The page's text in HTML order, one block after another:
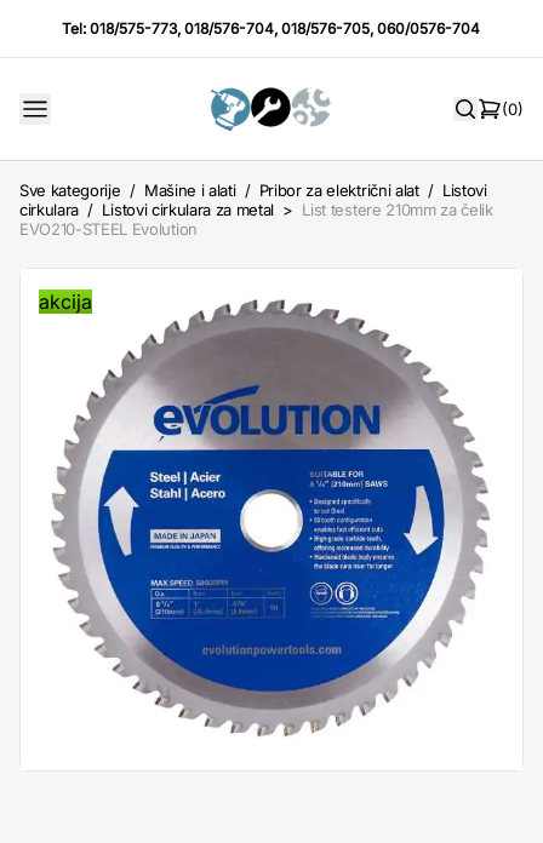
Tel:018/575-773,018/576-704,018/576-705,060/0576-704
(0)
Sve kategorije / Mašine i alati / Pribor za električni alat / Listovi
cirkulara / Listovi cirkulara za metal > List testere 210mm za čelik
EVO210-STEEL Evolution
akcija